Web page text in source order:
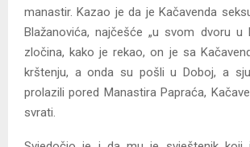
manastir. Kazao je da je Kačavenda
Blažanovića, najčešće „u svom dvoru u
zločina, kako je rekao, on je sa
krštenju, a onda su pošli u Doboj, a
prolazili pored Manastira Papraća,
svrati.